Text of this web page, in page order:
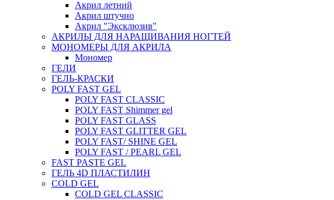
Акрил летний
Акрил штучно
Акрил "Эксклюзив"
АКРИЛЫ ДЛЯ НАРАЩИВАНИЯ НОГТЕЙ
МОНОМЕРЫ ДЛЯ АКРИЛА
Мономер
ГЕЛИ
ГЕЛЬ-КРАСКИ
POLY FAST GEL
POLY FAST CLASSIC
POLY FAST Shimmer gel
POLY FAST GLASS
POLY FAST GLITTER GEL
POLY FAST/ SHINE GEL
POLY FAST / PEARL GEL
FAST PASTE GEL
ГЕЛЬ 4D ПЛАСТИЛИН
COLD GEL
COLD GEL CLASSIC